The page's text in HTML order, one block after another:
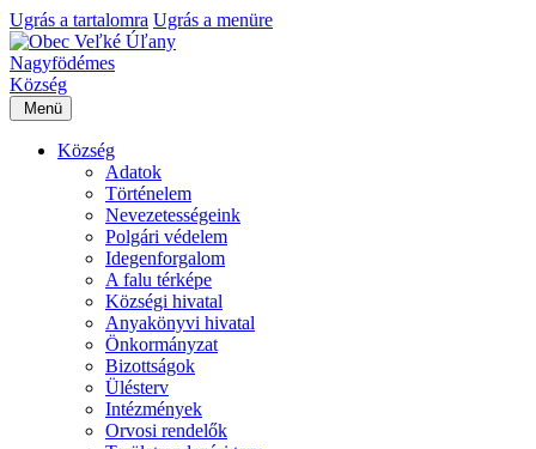
Ugrás a tartalomra Ugrás a menüre
Nagyfödémes
Község
Menü
Község
Adatok
Történelem
Nevezetességeink
Polgári védelem
Idegenforgalom
A falu térképe
Községi hivatal
Anyakönyvi hivatal
Önkormányzat
Bizottságok
Ülésterv
Intézmények
Orvosi rendelők